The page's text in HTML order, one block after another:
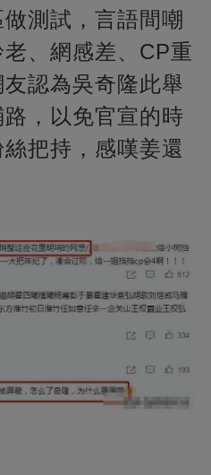
測試，言語間嘲
、網感差、CP重
認為吳奇隆此舉
，以免官宣的時
把持，感嘆姜還